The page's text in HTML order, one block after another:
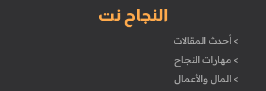
النجاح نت
> أحدث المقالات
> مهارات النجاح
> المال والأعمال